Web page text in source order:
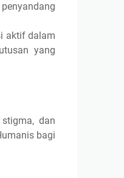
aktif dalam
yang
dan
bagi